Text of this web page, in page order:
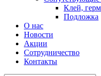
Клей,
Подложка
О нас
Новости
Акции
Сотрудничество
Контакты